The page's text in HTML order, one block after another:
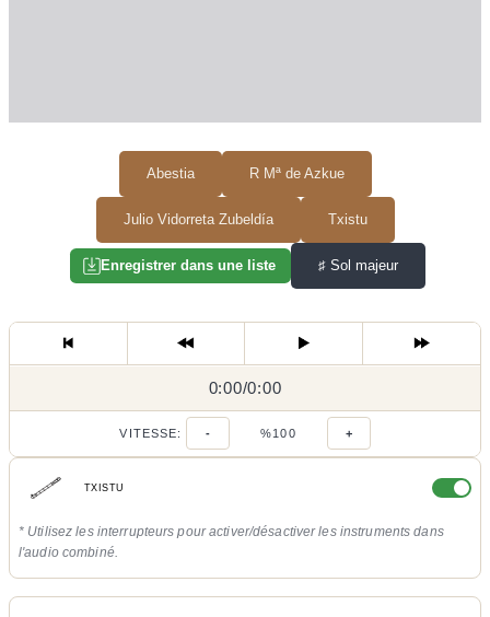
Abestia R Mª de Azkue
Julio Vidorreta Zubeldía Txistu
Enregistrer dans une liste ♯ Sol majeur
0:00/
0:00/0:00
VITESSE: - %100 +
TXISTU
* Utilisez les interrupteurs pour activer/désactiver les instruments dans
l'audio combiné.